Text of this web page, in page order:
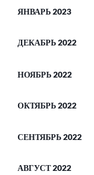
ЯНВАРЬ 2023
ДЕКАБРЬ 2022
НОЯБРЬ 2022
ОКТЯБРЬ 2022
СЕНТЯБРЬ 2022
АВГУСТ 2022